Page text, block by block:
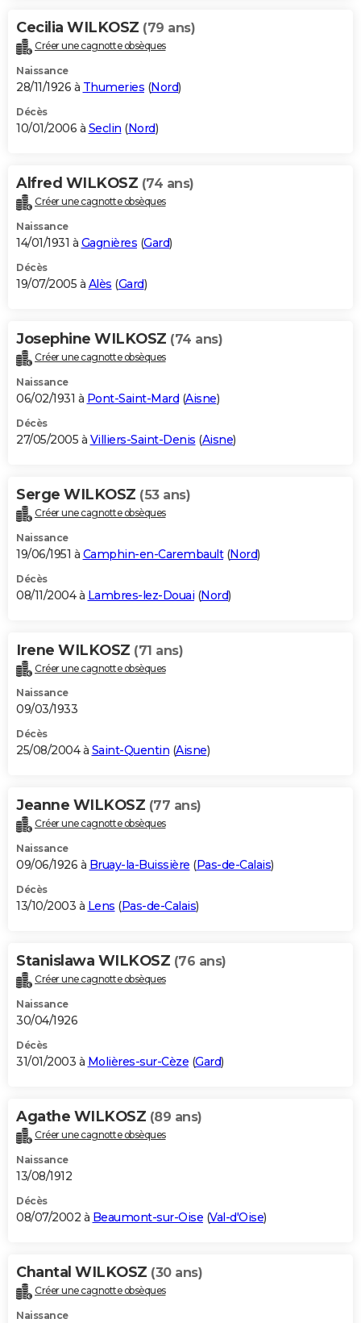
Cecilia WILKOSZ (79 ans)
Créer une cagnotte obsèques
Naissance
28/11/1926 à Thumeries (Nord)
Décès
10/01/2006 à Seclin (Nord)
Alfred WILKOSZ (74 ans)
Créer une cagnotte obsèques
Naissance
14/01/1931 à Gagnières (Gard)
Décès
19/07/2005 à Alès (Gard)
Josephine WILKOSZ (74 ans)
Créer une cagnotte obsèques
Naissance
06/02/1931 à Pont-Saint-Mard (Aisne)
Décès
27/05/2005 à Villiers-Saint-Denis (Aisne)
Serge WILKOSZ (53 ans)
Créer une cagnotte obsèques
Naissance
19/06/1951 à Camphin-en-Carembault(Nord)
Décès
08/11/2004 à Lambres-lez-Douai (Nord)
Irene WILKOSZ (71 ans)
Créer une cagnotte obsèques
Naissance
09/03/1933
Décès
25/08/2004 à Saint-Quentin (Aisne)
Jeanne WILKOSZ (77 ans)
Créer une cagnotte obsèques
Naissance
09/06/1926 à Bruay-la-Buissière (Pas-de-Calais)
Décès
13/10/2003 à Lens (Pas-de-Calais)
Stanislawa WILKOSZ (76 ans)
Créer une cagnotte obsèques
Naissance
30/04/1926
Décès
31/01/2003 à Molières-sur-Cèze (Gard)
Agathe WILKOSZ (89 ans)
Créer une cagnotte obsèques
Naissance
13/08/1912
Décès
08/07/2002 à Beaumont-sur-Oise (Val-d'Oise)
Chantal WILKOSZ (30 ans)
Créer une cagnotte obsèques
Naissance